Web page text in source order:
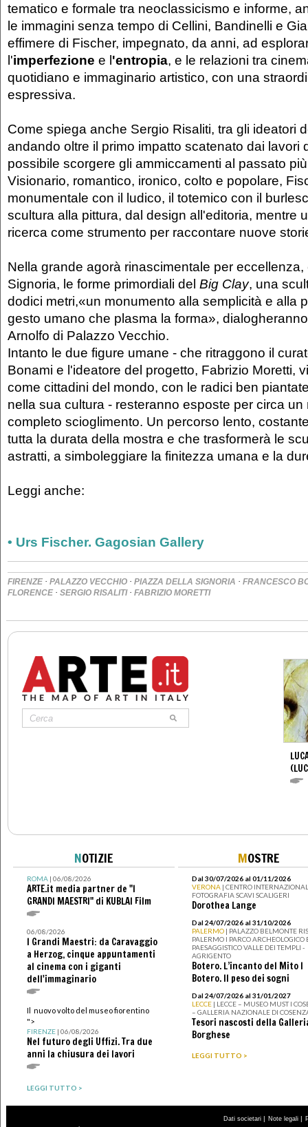
tematico e formale tra neoclassicismo e informe,
le immagini senza tempo di Cellini, Bandinelli e
effimere di Fischer, impegnato, da anni, ad
l'imperfezione e l'entropia, e le relazioni tra
quotidiano e immaginario artistico, con una
espressiva.
Come spiega anche Sergio Risaliti, tra gli ideatori
andando oltre il primo impatto scatenato dai lavori
possibile scorgere gli ammiccamenti al passato
Visionario, romantico, ironico, colto e popolare,
monumentale con il ludico, il totemico con il
scultura alla pittura, dal design all'editoria, mentre
ricerca come strumento per raccontare nuove
Nella grande agorà rinascimentale per
Signoria, le forme primordiali del Big Clay, una
dodici metri,«un monumento alla semplicità e alla
gesto umano che plasma la forma»,
Arnolfo di Palazzo Vecchio.
Intanto le due figure umane - che ritraggono il
Bonami e l'ideatore del progetto, Fabrizio Moretti,
come cittadini del mondo, con le radici ben
nella sua cultura - resteranno esposte per circa un
completo scioglimento. Un percorso lento,
tutta la durata della mostra e che trasformerà le
astratti, a simboleggiare la finitezza umana e la
Leggi anche:
• Urs Fischer. Gagosian Gallery
FIRENZE · PALAZZO VECCHIO · PIAZZA DELLA SIGNORIA · FRANCESCO
FLORENCE · SERGIO RISALITI· FABRIZIO MORETTI
NOTIZIE
ROMA| 06/08/2026
ARTE.it media partner de "I
GRANDI MAESTRI" di KUBLAI Film
06/08/2026
I Grandi Maestri: da Caravaggio
a Herzog, cinque appuntamenti
al cinema con i giganti
dell'immaginario
Il nuovo volto del museo fiorentino
">
FIRENZE| 06/08/2026
Nel futuro degli Uffizi. Tra due
anni la chiusura dei lavori
LEGGI TUTTO >
MOSTRE
Dal 30/07/2026 al 01/11/2026
VERONA | CENTRO
FOTOGRAFIA SCAVI SCALIGERI
Dorothea Lange
Dal 24/07/2026 al 31/10/2026
PALERMO | PALAZZO BELMONTE
PALERMO I PARCO ARCHEOLOGICO
PAESAGGISTICO VALLE DEI TEMPLI -
AGRIGENTO
Botero. L’incanto del Mito I
Botero. Il peso dei sogni
Dal 24/07/2026 al 31/01/2027
LECCE | LECCE – MUSEO MUST I
– GALLERIA NAZIONALE DI
Tesori nascosti della
Borghese
LEGGI TUTTO >
Dati societari | Note legali |